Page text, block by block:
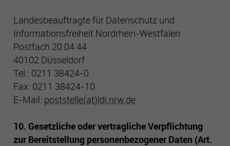
Landesbeauftragte für Datenschutz und
Informationsfreiheit Nordrhein-Westfalen
Postfach 20 04 44
40102 Düsseldorf
Tel.: 0211 38424-0
Fax: 0211 38424-10
E-Mail: poststelle(at)ldi.nrw.de
10. Gesetzliche oder vertragliche Verpflichtung
zur Bereitstellung personenbezogener Daten (Art.